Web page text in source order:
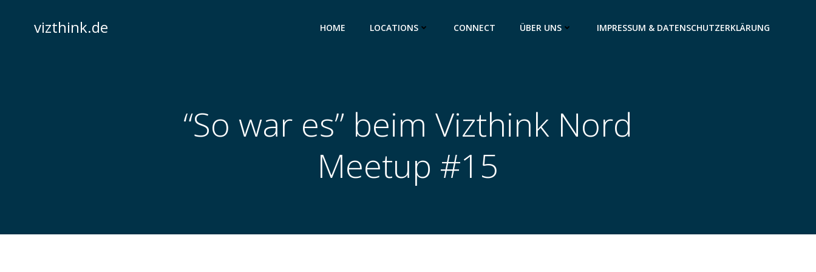
springenvizthink.de HOME LOCATIONS CONNECT ÜBER UNS IMPRESSUM & DATENSCHUTZERKLÄRUNG
“So war es” beim Vizthink Nord
Meetup #15